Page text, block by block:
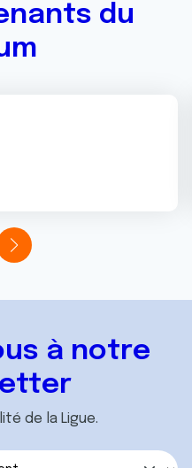
du
à notre
de la Ligue.